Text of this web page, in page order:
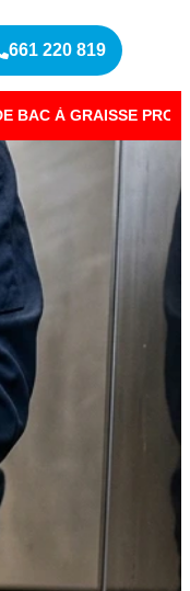
661 220 819
PROFESSIONNEL